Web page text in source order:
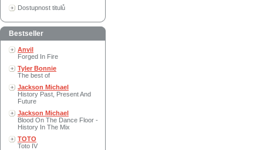
Dostupnost titulů
Bestseller
Anvil
Forged In Fire
Tyler Bonnie
The best of
Jackson Michael
History Past, Present And
Future
Jackson Michael
Blood On The Dance Floor -
History In The Mix
TOTO
Toto IV